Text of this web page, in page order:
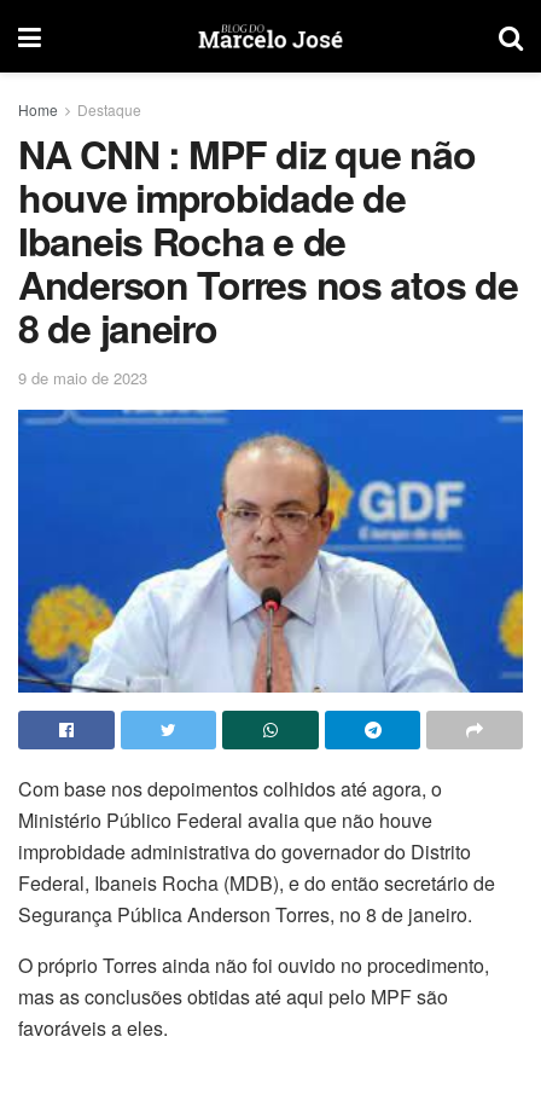
Home Destaque
NA CNN : MPF diz que não
houve improbidade de
Ibaneis Rocha e de
Anderson Torres nos atos de
8 de janeiro
9 de maio de 2023
Com base nos depoimentos colhidos até agora, o
Ministério Público Federal avalia que não houve
improbidade administrativa do governador do Distrito
Federal, Ibaneis Rocha (MDB), e do então secretário de
Segurança Pública Anderson Torres, no 8 de janeiro.
O próprio Torres ainda não foi ouvido no procedimento,
mas as conclusões obtidas até aqui pelo MPF são
favoráveis a eles.